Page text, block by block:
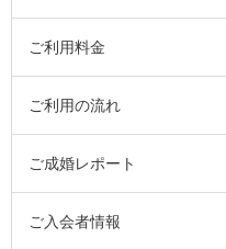
ご利用料金
ご利用の流れ
ご成婚レポート
ご入会者情報